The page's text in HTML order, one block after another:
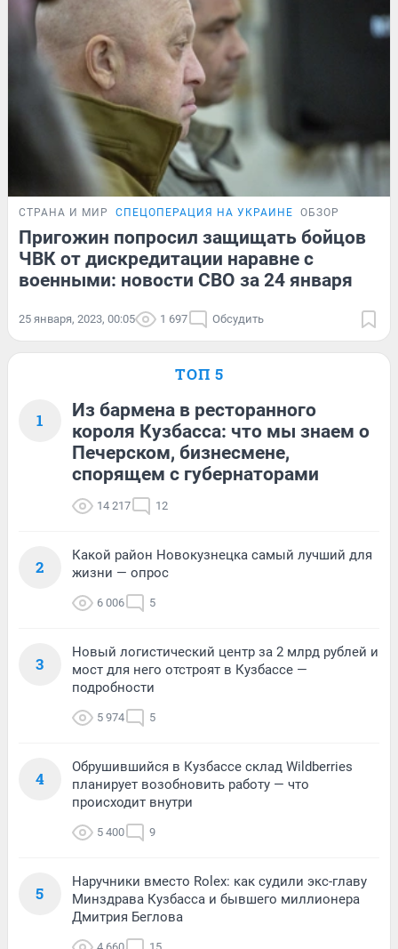
СТРАНА И МИР СПЕЦОПЕРАЦИЯ НА УКРАИНЕ ОБЗОР
Пригожин попросил защищать бойцов
ЧВК от дискредитации наравне с
военными: новости СВО за 24 января
25 января, 2023, 00:05 1 697 Обсудить
ТОП 5
1
Из бармена в ресторанного
короля Кузбасса: что мы знаем о
Печерском, бизнесмене,
спорящем с губернаторами
14 217 12
2
Какой район Новокузнецка самый лучший для
жизни — опрос
6 006 5
3
Новый логистический центр за 2 млрд рублей и
мост для него отстроят в Кузбассе —
подробности
5 974 5
4
Обрушившийся в Кузбассе склад Wildberries
планирует возобновить работу — что
происходит внутри
5 400 9
5
Наручники вместо Rolex: как судили экс-главу
Минздрава Кузбасса и бывшего миллионера
Дмитрия Беглова